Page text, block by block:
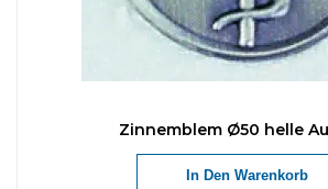
Zinnemblem Ø50 helle
In Den Warenkorb